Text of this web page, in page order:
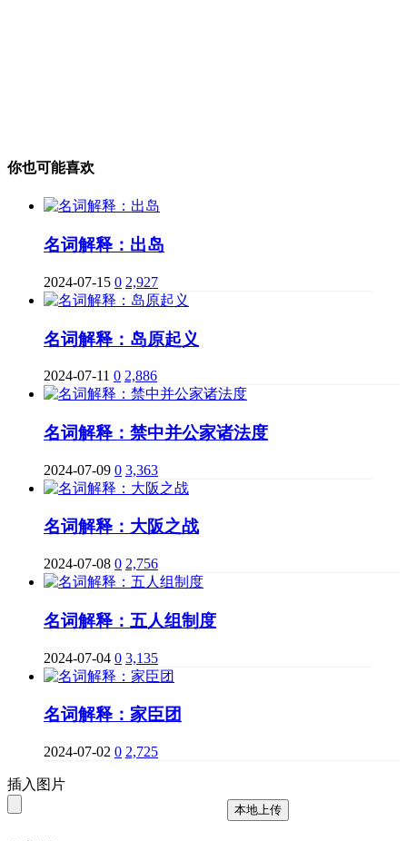
你也可能喜欢
名词解释：出岛
2024-07-15 0 2,927
名词解释：岛原起义
2024-07-11 0 2,886
名词解释：禁中并公家诸法度
2024-07-09 0 3,363
名词解释：大阪之战
2024-07-08 0 2,756
名词解释：五人组制度
2024-07-04 0 3,135
名词解释：家臣团
2024-07-02 0 2,725
插入图片
本地上传